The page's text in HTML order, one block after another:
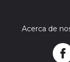
Acerca de